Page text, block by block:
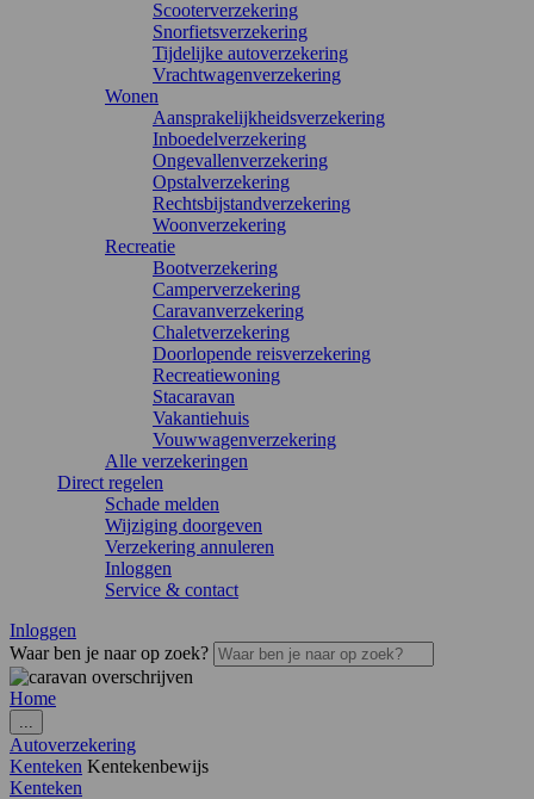
Scooterverzekering
Snorfietsverzekering
Tijdelijke autoverzekering
Vrachtwagenverzekering
Wonen
Aansprakelijkheidsverzekering
Inboedelverzekering
Ongevallenverzekering
Opstalverzekering
Rechtsbijstandverzekering
Woonverzekering
Recreatie
Bootverzekering
Camperverzekering
Caravanverzekering
Chaletverzekering
Doorlopende reisverzekering
Recreatiewoning
Stacaravan
Vakantiehuis
Vouwwagenverzekering
Alle verzekeringen
Direct regelen
Schade melden
Wijziging doorgeven
Verzekering annuleren
Inloggen
Service & contact
Inloggen
Waar ben je naar op zoek?
Home
...
Autoverzekering
Kenteken Kentekenbewijs
Kenteken